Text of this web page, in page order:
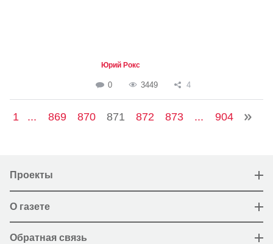
Юрий Рокс
0 3449 4
1 ... 869 870 871 872 873 ... 904
Проекты
О газете
Обратная связь